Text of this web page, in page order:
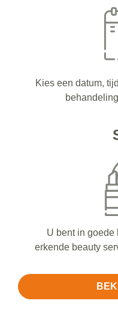
Kies een datum,
U bent in goede
erkende beauty